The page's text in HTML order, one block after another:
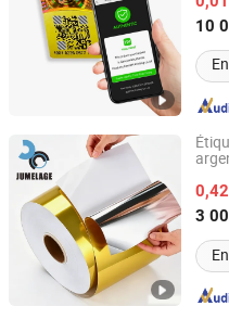
10
Guangdong, China
3
Jumelage Jiangsu New
Jiangsu, China